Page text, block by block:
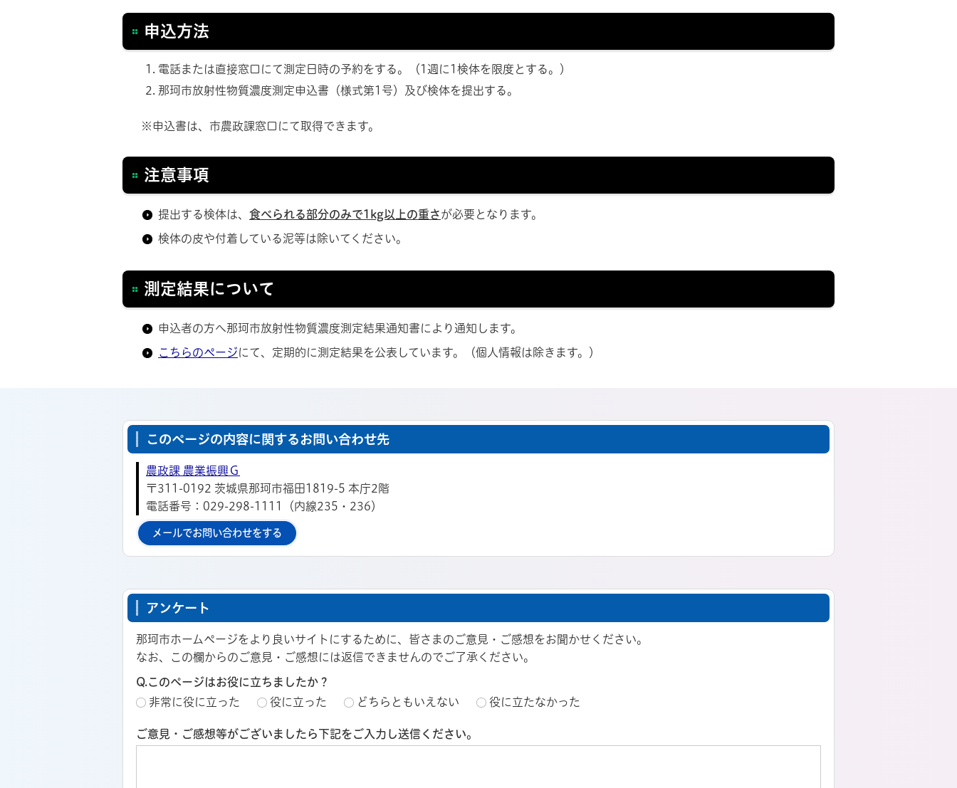
申込方法
電話または直接窓口にて測定日時の予約をする。（1週に1検体を限度とする。）
那珂市放射性物質濃度測定申込書（様式第1号）及び検体を提出する。
※申込書は、市農政課窓口にて取得できます。
注意事項
提出する検体は、 食べられる部分のみで1kg以上の重さが必要となります。
検体の皮や付着している泥等は除いてください。
測定結果について
申込者の方へ那珂市放射性物質濃度測定結果通知書により通知します。
こちらのページにて、定期的に測定結果を公表しています。（個人情報は除きます。）
このページの内容に関するお問い合わせ先
農政課 農業振興Ｇ
〒311-0192 茨城県那珂市福田1819-5 本庁2階
電話番号：029-298-1111（内線235・236）
メールでお問い合わせをする
アンケート
那珂市ホームページをより良いサイトにするために、皆さまのご意見・ご感想をお聞かせください。
なお、この欄からのご意見・ご感想には返信できませんのでご了承ください。
Q.このページはお役に立ちましたか？
非常に役に立った
役に立った どちらともいえない 役に立たなかった
ご意見・ご感想等がございましたら下記をご入力し送信ください。